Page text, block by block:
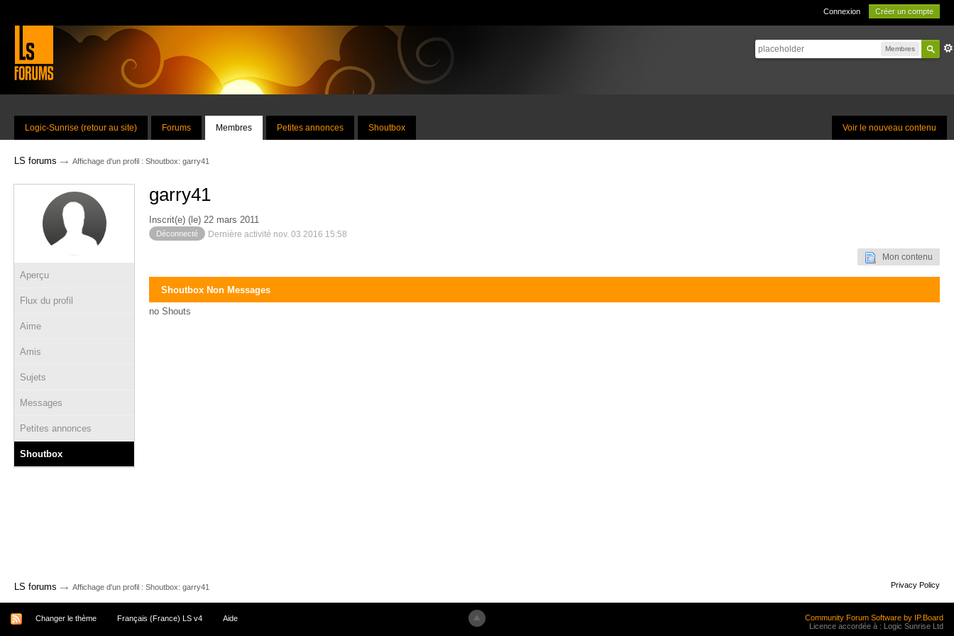
Connexion Créer un compte
Membres
Voir le nouveau contenu
Logic-Sunrise (retour au site) Forums Membres Petites annonces Shoutbox
LS forums → Affichage d'un profil : Shoutbox: garry41
Aperçu
Flux du profil
Aime
Amis
Sujets
Messages
Petites annonces
Shoutbox
garry41
Inscrit(e) (le) 22 mars 2011
Déconnecté Dernière activité nov. 03 2016 15:58
Mon contenu
Shoutbox Non Messages
no Shouts
LS forums → Affichage d'un profil : Shoutbox: garry41 Privacy Policy
Changer le thème Français (France) LS v4 Aide
Community Forum Software by IP.Board
Licence accordée à : Logic Sunrise Ltd